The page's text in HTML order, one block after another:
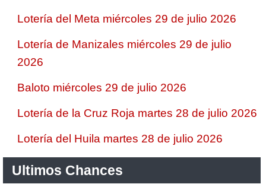
Lotería del Meta miércoles 29 de julio 2026
Lotería de Manizales miércoles 29 de julio
2026
Baloto miércoles 29 de julio 2026
Lotería de la Cruz Roja martes 28 de julio 2026
Lotería del Huila martes 28 de julio 2026
Ultimos Chances